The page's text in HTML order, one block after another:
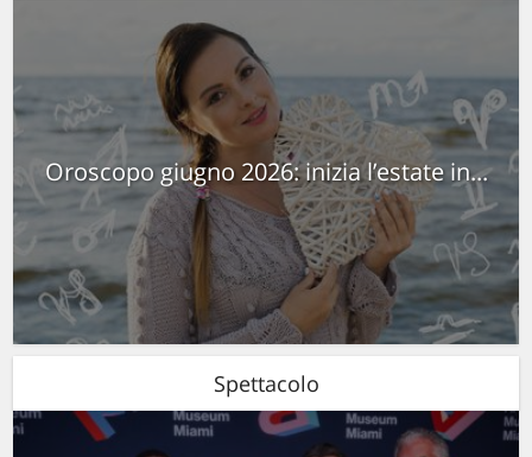
Oroscopo giugno 2026: inizia l’estate in...
Spettacolo